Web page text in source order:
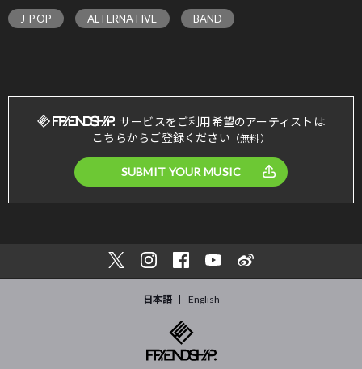
J-POP ALTERNATIVE BAND
サービスをご利用希望のアーティストは
こちらからご登録ください （無料）
SUBMIT YOUR MUSIC
日本語 English